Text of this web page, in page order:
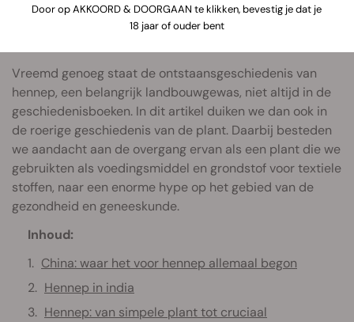
CBD-supplementen. Hennep is echter niets nieuws
onder de zon. Het zou zelfs een van de eerste planten zijn
Vreemd genoeg staat de ontstaansgeschiedenis van
hennep, een belangrijk landbouwgewas, niet altijd in de
geschiedenisboeken. In dit artikel duiken we dan ook in
de roerige geschiedenis van de plant. Daarbij besteden
we aandacht aan de overgang ervan als een plant die we
gebruikten als voedingsmiddel en grondstof voor textiele
stoffen, naar een enorme hype op het gebied van de
gezondheid en geneeskunde.
Inhoud:
China: waar het voor hennep allemaal begon
Hennep in india
Hennep: van simpele plant tot cruciaal
Door op AKKOORD & DOORGAAN te klikken, bevestig je dat je
18 jaar of ouder bent